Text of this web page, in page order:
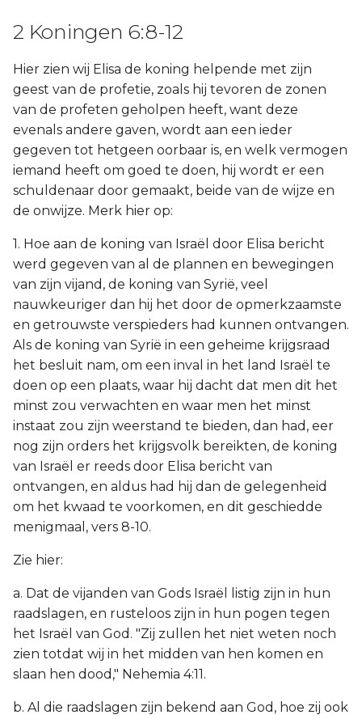
2 Koningen 6:8-12
Hier zien wij Elisa de koning helpende met zijn
geest van de profetie, zoals hij tevoren de zonen
van de profeten geholpen heeft, want deze
evenals andere gaven, wordt aan een ieder
gegeven tot hetgeen oorbaar is, en welk vermogen
iemand heeft om goed te doen, hij wordt er een
schuldenaar door gemaakt, beide van de wijze en
de onwijze. Merk hier op:
1. Hoe aan de koning van Israël door Elisa bericht
werd gegeven van al de plannen en bewegingen
van zijn vijand, de koning van Syrië, veel
nauwkeuriger dan hij het door de opmerkzaamste
en getrouwste verspieders had kunnen ontvangen.
Als de koning van Syrië in een geheime krijgsraad
het besluit nam, om een inval in het land Israël te
doen op een plaats, waar hij dacht dat men dit het
minst zou verwachten en waar men het minst
instaat zou zijn weerstand te bieden, dan had, eer
nog zijn orders het krijgsvolk bereikten, de koning
van Israël er reeds door Elisa bericht van
ontvangen, en aldus had hij dan de gelegenheid
om het kwaad te voorkomen, en dit geschiedde
menigmaal, vers 8-10.
Zie hier:
a. Dat de vijanden van Gods Israël listig zijn in hun
raadslagen, en rusteloos zijn in hun pogen tegen
het Israël van God. "Zij zullen het niet weten noch
zien totdat wij in het midden van hen komen en
slaan hen dood," Nehemia 4:11.
b. Al die raadslagen zijn bekend aan God, hoe zij ook